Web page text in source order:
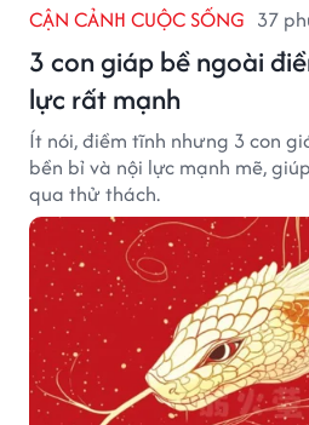
CẬN CẢNH CUỘC SỐNG 37
3 con giáp bề ngoài
lực rất mạnh
Ít nói, điềm tĩnh nhưng 3 con
bền bỉ và nội lực mạnh mẽ,
qua thử thách.